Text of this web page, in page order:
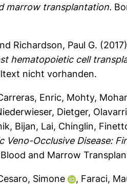
marrow transplantation.
Richardson, Paul G.
hematopoietic cell
nicht vorhanden.
Enric, Mohty,
Dietger,
Bijan, Lai, Chinglin,
Veno-Occlusive Disease:
and Marrow
Simone , Faraci,